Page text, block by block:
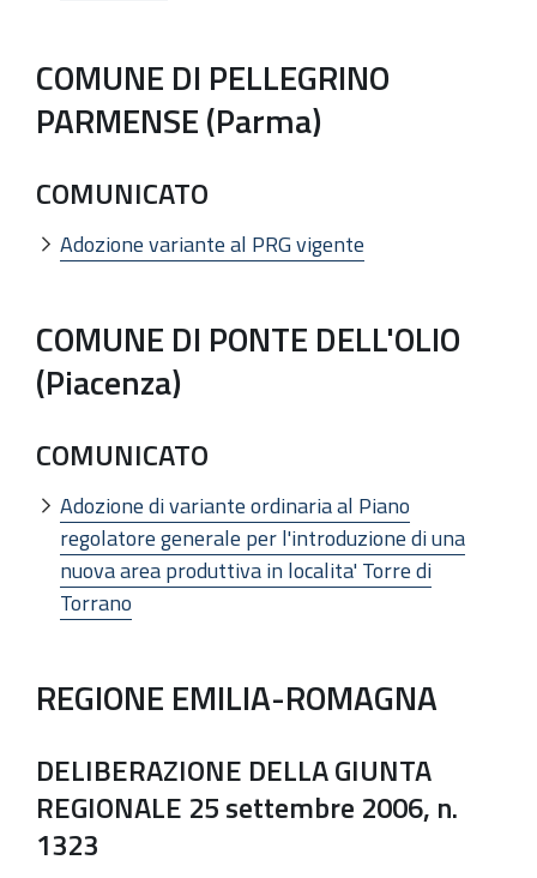
COMUNE DI PELLEGRINO
PARMENSE (Parma)
COMUNICATO
Adozione variante al PRG vigente
COMUNE DI PONTE DELL'OLIO
(Piacenza)
COMUNICATO
Adozione di variante ordinaria al Piano
regolatore generale per l'introduzione di una
nuova area produttiva in localita' Torre di
Torrano
REGIONE EMILIA-ROMAGNA
DELIBERAZIONE DELLA GIUNTA
REGIONALE 25 settembre 2006, n.
1323